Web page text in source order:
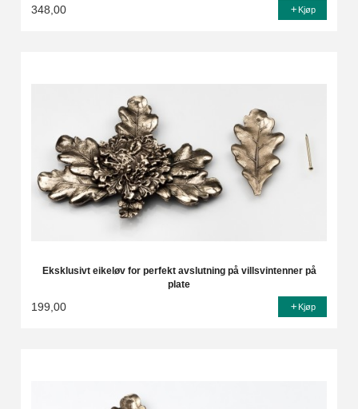
348,00 Kjøp
Eksklusivt eikeløv for perfekt avslutning på villsvintenner på
plate
199,00 Kjøp